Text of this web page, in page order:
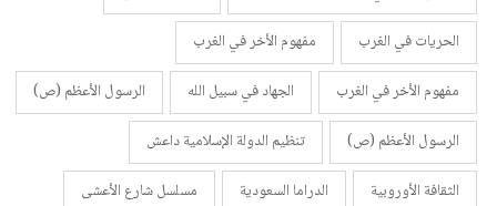
الحريات في الغرب
مفهوم الأخر في الغرب
مفهوم الأخر في الغرب
الجهاد في سبيل الله
الرسول الأعظم (ص)
الرسول الأعظم (ص)
تنظيم الدولة الإسلامية داعش
الثقافة الأوروبية
الدراما السعودية
مسلسل شارع الأعشى